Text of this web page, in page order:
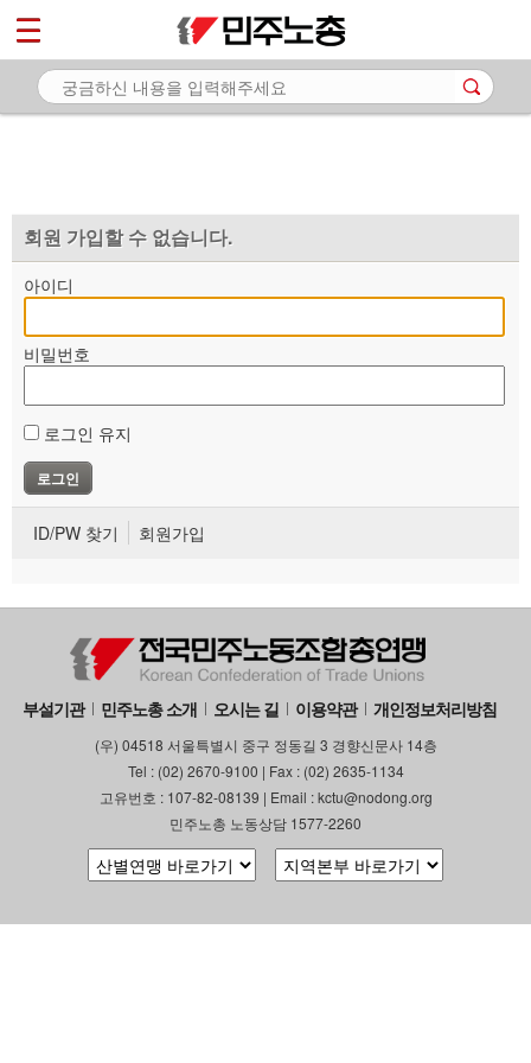
회원 가입할 수 없습니다.
아이디
비밀번호
로그인 유지
ID/PW 찾기 회원가입
부설기관 민주노총 소개 오시는 길 이용약관 개인정보처리방침
(우) 04518 서울특별시 중구 정동길 3 경향신문사 14층
Tel : (02) 2670-9100 | Fax : (02) 2635-1134
고유번호 : 107-82-08139 | Email : kctu@nodong.org
민주노총 노동상담 1577-2260
마이페이지
소개
자료
부설기관